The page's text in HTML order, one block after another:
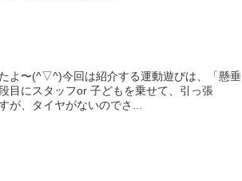
よ〜(^▽^)今回は紹介する運動遊びは、「懸垂
目にスタッフor 子どもを乗せて、引っ張
が、タイヤがないのでさ...